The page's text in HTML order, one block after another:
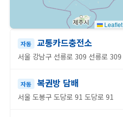
자동 교통카드충전소
서울 강남구 선릉로 309 선릉로 309
자동 복권방 담배
서울 도봉구 도당로 91 도당로 91
Leaflet